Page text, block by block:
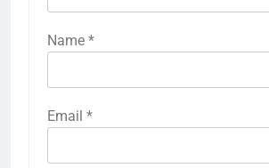
Name *
Email *